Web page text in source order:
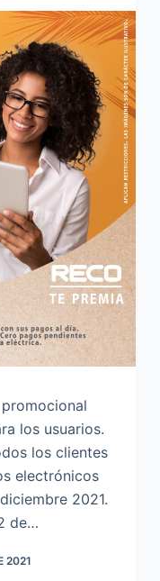
promocional
los usuarios.
los clientes
electrónicos
2021.
de…
2021